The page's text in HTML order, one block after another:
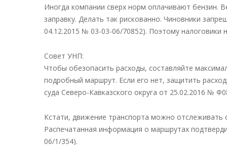
Иногда компании сверх норм оплачивают бензин.
заправку. Делать так рискованно. Чиновники
04.12.2015 № 03-03-06/70852). Поэтому налоговики
Совет УНП:
Чтобы обезопасить расходы, составляйте
подробный маршрут. Если его нет, защитить
суда Северо-Кавказского округа от 25.02.2016 №
Кстати, движение транспорта можно
Распечатанная информация о маршрутах
06/1/354).